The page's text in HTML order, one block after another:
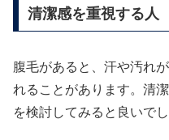
清潔感を重視する人
腹毛があると、汗や汚れ
れることがあります。清
を検討してみると良いでし